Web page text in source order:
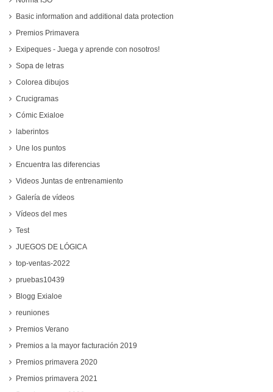
Basic information and additional data protection
Premios Primavera
Exipeques - Juega y aprende con nosotros!
Sopa de letras
Colorea dibujos
Crucigramas
Cómic Exialoe
laberintos
Une los puntos
Encuentra las diferencias
Videos Juntas de entrenamiento
Galería de vídeos
Vídeos del mes
Test
JUEGOS DE LÓGICA
top-ventas-2022
pruebas10439
Blogg Exialoe
reuniones
Premios Verano
Premios a la mayor facturación 2019
Premios primavera 2020
Premios primavera 2021